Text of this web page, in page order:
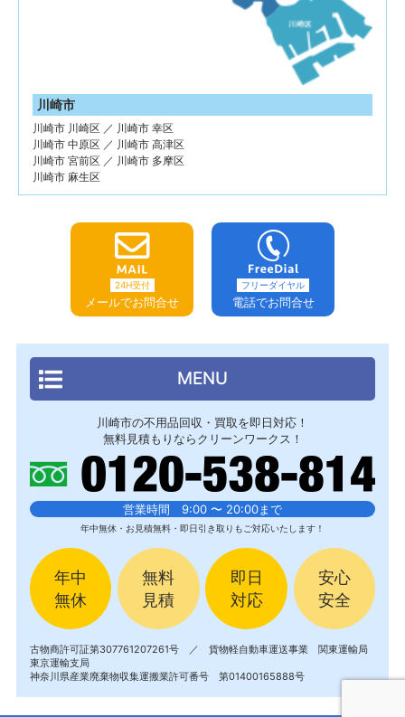
川崎市
川崎市 川崎区 ／ 川崎市 幸区
川崎市 中原区 ／ 川崎市 高津区
川崎市 宮前区 ／ 川崎市 多摩区
川崎市 麻生区
24H受付
メールでお問合せ
フリーダイヤル
電話でお問合せ
MENU
川崎市の不用品回収・買取を即日対応！
無料見積もりならクリーンワークス！
営業時間 9:00 〜 20:00まで
年中無休・お見積無料・即日引き取りもご対応いたします！
年中
無休
無料
見積
即日
対応
安心
安全
古物商許可証第307761207261号 ／ 貨物軽自動車運送事業 関東運輸局
東京運輸支局
神奈川県産業廃棄物収集運搬業許可番号 第01400165888号